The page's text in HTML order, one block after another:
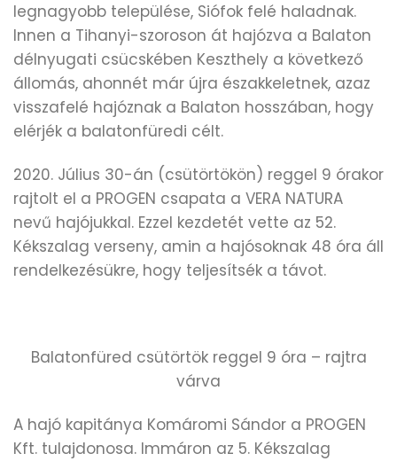
legnagyobb települése, Siófok felé haladnak.
Innen a Tihanyi-szoroson át hajózva a Balaton
délnyugati csücskében Keszthely a következő
állomás, ahonnét már újra északkeletnek, azaz
visszafelé hajóznak a Balaton hosszában, hogy
elérjék a balatonfüredi célt.
2020. Július 30-án (csütörtökön) reggel 9 órakor
rajtolt el a PROGEN csapata a VERA NATURA
nevű hajójukkal. Ezzel kezdetét vette az 52.
Kékszalag verseny, amin a hajósoknak 48 óra áll
rendelkezésükre, hogy teljesítsék a távot.
Balatonfüred csütörtök reggel 9 óra – rajtra
várva
A hajó kapitánya Komáromi Sándor a PROGEN
Kft. tulajdonosa. Immáron az 5. Kékszalag